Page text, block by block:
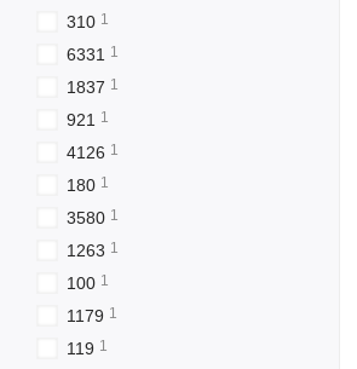
310 1
6331 1
1837 1
921 1
4126 1
180 1
3580 1
1263 1
100 1
1179 1
119 1